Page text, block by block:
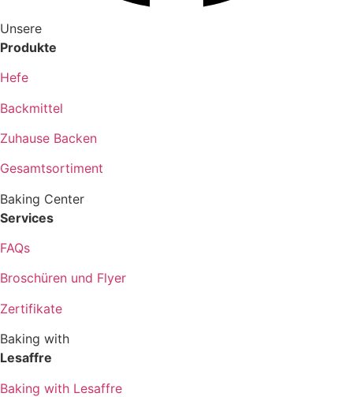
Unsere
Produkte
Hefe
Backmittel
Zuhause Backen
Gesamtsortiment
Baking Center
Services
FAQs
Broschüren und Flyer
Zertifikate
Baking with
Lesaffre
Baking with Lesaffre